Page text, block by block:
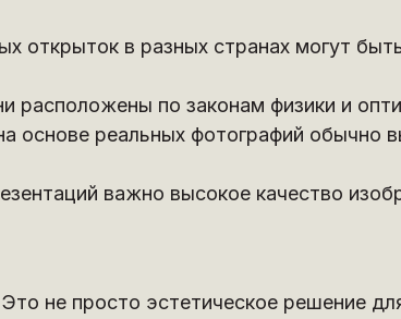
открыток в разных странах могут
расположены по законам физики и
основе реальных фотографий обычно
важно высокое качество
не просто эстетическое решение